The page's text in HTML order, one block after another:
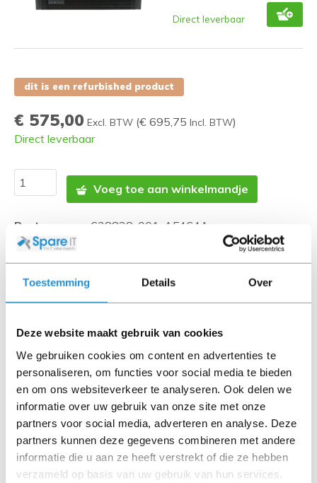
Toestemming Details Over
Deze website maakt gebruik van cookies
We gebruiken cookies om content en advertenties te
personaliseren, om functies voor social media te bieden
en om ons websiteverkeer te analyseren. Ook delen we
informatie over uw gebruik van onze site met onze
partners voor social media, adverteren en analyse. Deze
partners kunnen deze gegevens combineren met andere
informatie die u aan ze heeft verstrekt of die ze hebben
verzameld op basis van uw gebruik van hun services.
Direct leverbaar
dit is een refurbished product
€ 575,00 Excl. BTW (€ 695,75 Incl. BTW)
Direct leverbaar
Voeg toe aan winkelmandje
Partnummer:
638828-001 ,AF464A
R5KVA/R7KVA uninterruptible power system (UPS)
extended runtime module (ERM)
3U hoogte
Alleen unit met batterij pack
Foto's zijn ter indicatie en kunnen afwijken. SpareIT
probeert dit zo correct mogelijk weer te geven.
Disclaimer:
Product foto’s en specificaties worden beschikbaar
gesteld door Universele Databases en zijn vaak
gebaseerd op nieuwe producten.
Wanneer het artikel een 'Refurbished product' betreft is
deze door ons getest en heeft het een A-grade conditie